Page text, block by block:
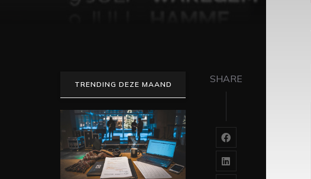
SHARE
TRENDING DEZE MAAND